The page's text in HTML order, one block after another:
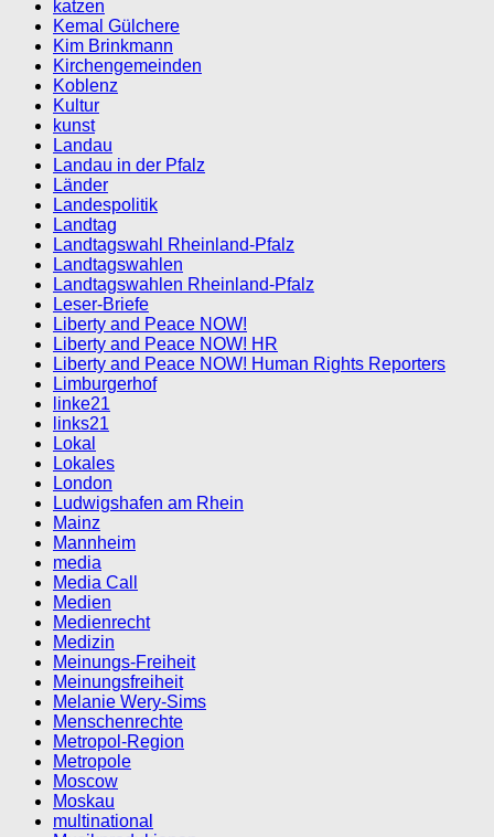
katzen
Kemal Gülchere
Kim Brinkmann
Kirchengemeinden
Koblenz
Kultur
kunst
Landau
Landau in der Pfalz
Länder
Landespolitik
Landtag
Landtagswahl Rheinland-Pfalz
Landtagswahlen
Landtagswahlen Rheinland-Pfalz
Leser-Briefe
Liberty and Peace NOW!
Liberty and Peace NOW! HR
Liberty and Peace NOW! Human Rights Reporters
Limburgerhof
linke21
links21
Lokal
Lokales
London
Ludwigshafen am Rhein
Mainz
Mannheim
media
Media Call
Medien
Medienrecht
Medizin
Meinungs-Freiheit
Meinungsfreiheit
Melanie Wery-Sims
Menschenrechte
Metropol-Region
Metropole
Moscow
Moskau
multinational